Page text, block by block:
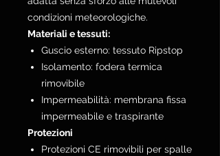
condizioni meteorologiche.
Materiali e tessuti:
Guscio esterno: tessuto Ripstop
Isolamento: fodera termica
rimovibile
Impermeabilità: membrana fissa
impermeabile e traspirante
Protezioni
Protezioni CE rimovibili per spalle